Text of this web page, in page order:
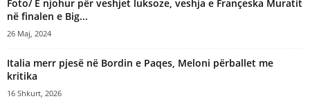
Foto/ E njohur për veshjet luksoze, veshja e Françeska Muratit
në finalen e Big...
26 Maj, 2024
Italia merr pjesë në Bordin e Paqes, Meloni përballet me
kritika
16 Shkurt, 2026